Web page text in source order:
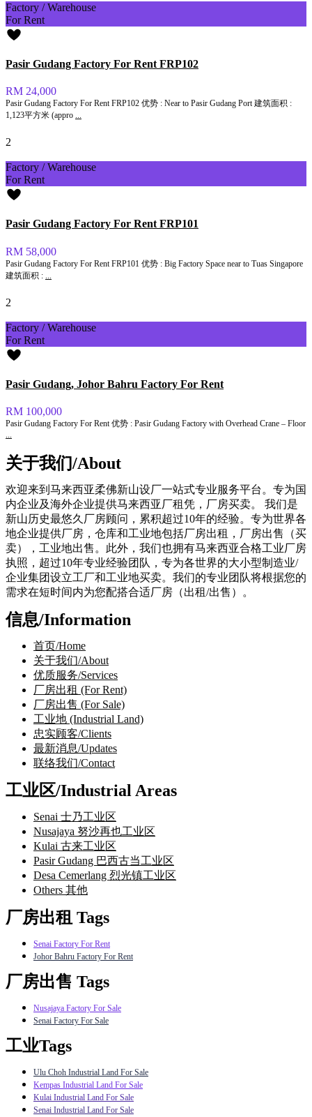
Factory / Warehouse
For Rent
Pasir Gudang Factory For Rent FRP102
RM 24,000
Pasir Gudang Factory For Rent FRP102 优势 : Near to Pasir Gudang Port 建筑面积 :
1,123平方米 (appro ...
2
Factory / Warehouse
For Rent
Pasir Gudang Factory For Rent FRP101
RM 58,000
Pasir Gudang Factory For Rent FRP101 优势 : Big Factory Space near to Tuas Singapore
建筑面积 :
2
Factory / Warehouse
For Rent
Pasir Gudang, Johor Bahru Factory For Rent
RM 100,000
Pasir Gudang Factory For Rent 优势 : Pasir Gudang Factory with Overhead Crane – Floor
...
关于我们/About
欢迎来到马来西亚柔佛新山设厂一站式专业服务平台。专为国
内企业及海外企业提供马来西亚厂租凭，厂房买卖。 我们是
新山历史最悠久厂房顾问，累积超过10年的经验。专为世界各
地企业提供厂房，仓库和工业地包括厂房出租，厂房出售（买
卖），工业地出售。此外，我们也拥有马来西亚合格工业厂房
执照，超过10年专业经验团队，专为各世界的大小型制造业/
企业集团设立工厂和工业地买卖。我们的专业团队将根据您的
需求在短时间内为您配搭合适厂房（出租/出售）。
信息/Information
首页/Home
关于我们/About
优质服务/Services
厂房出租 (For Rent)
厂房出售 (For Sale)
工业地 (Industrial Land)
忠实顾客/Clients
最新消息/Updates
联络我们/Contact
工业区/Industrial Areas
Senai 士乃工业区
Nusajaya 努沙再也工业区
Kulai 古来工业区
Pasir Gudang 巴西古当工业区
Desa Cemerlang 烈光镇工业区
Others 其他
厂房出租 Tags
Senai Factory For Rent
Johor Bahru Factory For Rent
厂房出售 Tags
Nusajaya Factory For Sale
Senai Factory For Sale
工业Tags
Ulu Choh Industrial Land For Sale
Kempas Industrial Land For Sale
Kulai Industrial Land For Sale
Senai Industrial Land For Sale